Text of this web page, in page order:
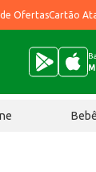
OfertasCartão